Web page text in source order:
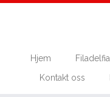
Hjem Filadelfia
Kontakt oss